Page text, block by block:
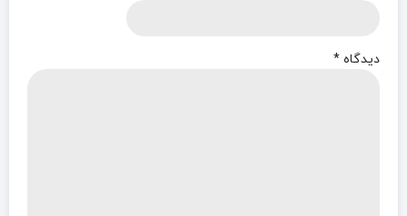
دیدگاه *